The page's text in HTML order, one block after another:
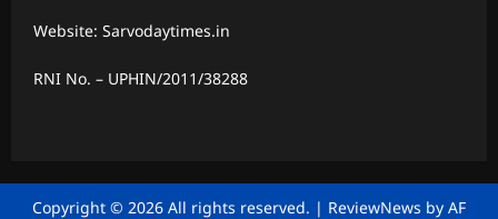
Website: Sarvodaytimes.in
RNI No. – UPHIN/2011/38288
Copyright © 2026 All rights reserved. | ReviewNews by AF